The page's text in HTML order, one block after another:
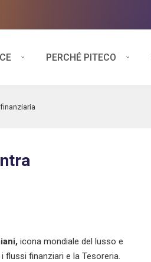
PERCHÉ PITECO
icona mondiale del lusso e
finanziari e la Tesoreria.